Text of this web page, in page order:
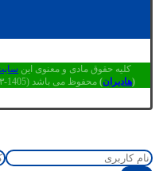
کلیه حقوق مادی و معنوی این
(هادیران) محفوظ می باشد (1405-۱۳۸۳)|